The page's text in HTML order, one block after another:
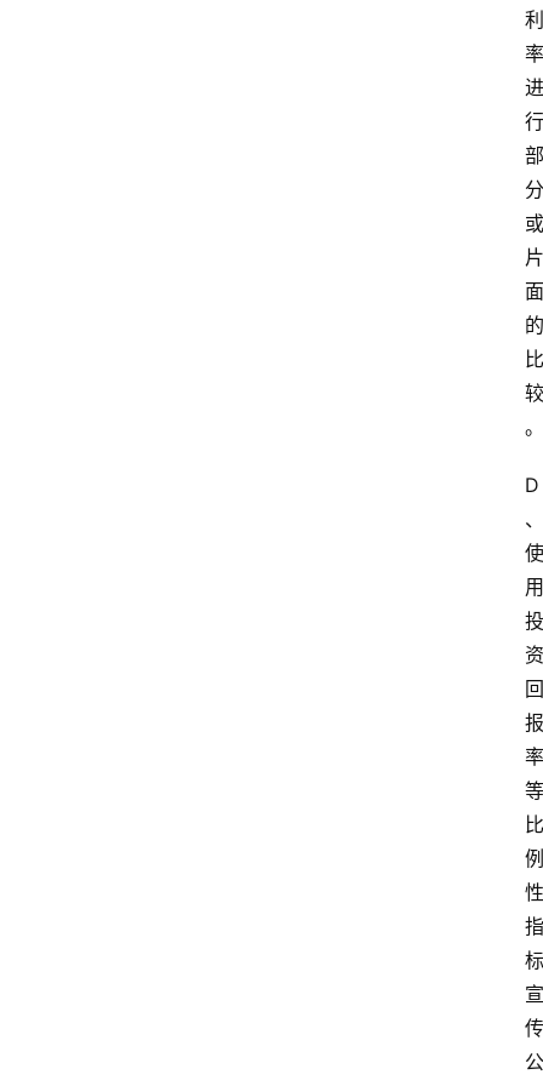
利
率
进
行
部
分
或
片
面
的
比
较
。
D
、
使
用
投
资
回
报
率
等
比
例
性
指
标
宣
传
公